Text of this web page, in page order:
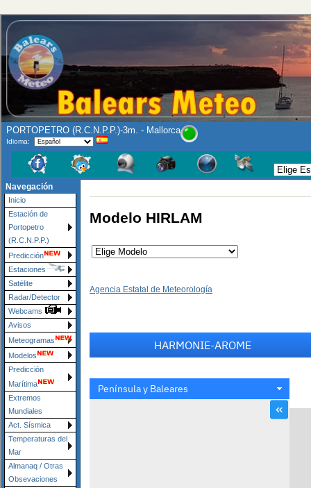
PORTOPETRO (R.C.N.P.P.)-3m. - Mallorca
Idioma:
Navegación
Inicio
Estación de
Portopetro
(R.C.N.P.P.)
Predicción
Estaciones
Satélite
Radar/Detector
Webcams
Avisos
Meteogramas
Modelos
Predicción
Marítima
Extremos
Mundiales
Act. Sísmica
Temperaturas del
Mar
Almanaq / Otras
Obsevaciones
Modelo HIRLAM
Agencia Estatal de Meteorología